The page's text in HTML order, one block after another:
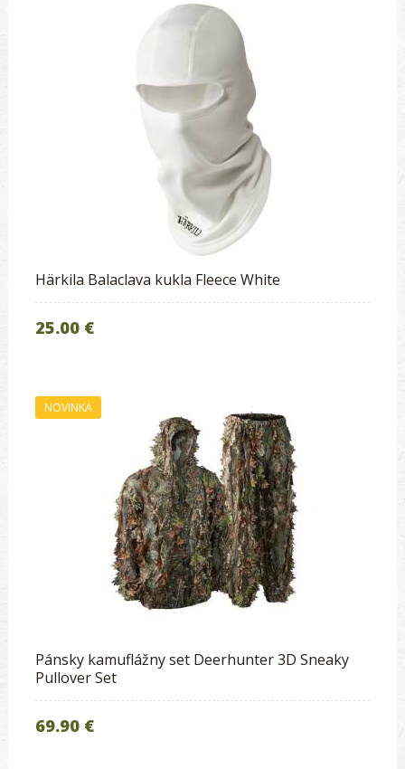
Härkila Balaclava kukla Fleece White
25.00 €
NOVINKA
Pánsky kamuflážny set Deerhunter 3D Sneaky
Pullover Set
69.90 €